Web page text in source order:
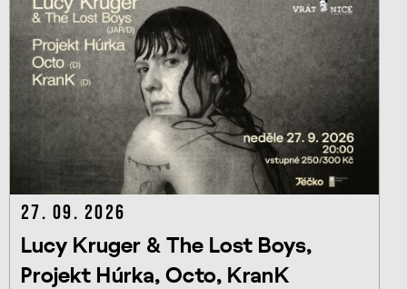
27. 09. 2026
Lucy Kruger & The Lost Boys,
Projekt Húrka, Octo, KranK